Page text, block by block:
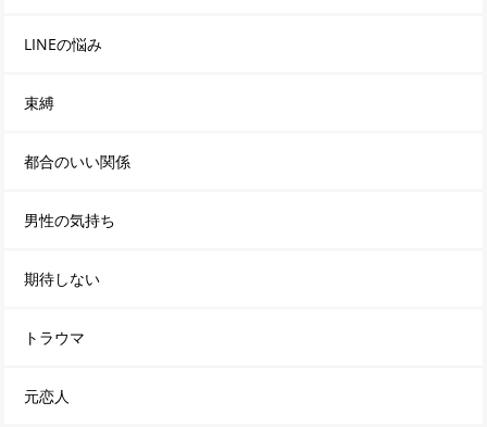
LINEの悩み
束縛
都合のいい関係
男性の気持ち
期待しない
トラウマ
元恋人